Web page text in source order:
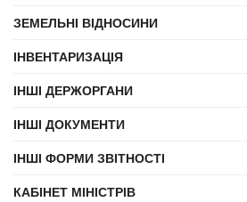
ЗЕМЕЛЬНІ ВІДНОСИНИ
ІНВЕНТАРИЗАЦІЯ
ІНШІ ДЕРЖОРГАНИ
ІНШІ ДОКУМЕНТИ
ІНШІ ФОРМИ ЗВІТНОСТІ
КАБІНЕТ МІНІСТРІВ